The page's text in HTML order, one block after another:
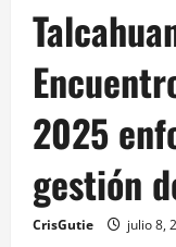
2025
gestión
CrisGutie julio 8,